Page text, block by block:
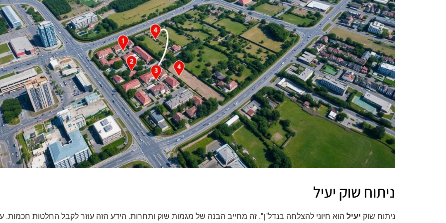
ניתוח שוק יעיל
ניתוח שוק יעיל הוא חיוני להצלחה בנדל"ן". זה מחייב הבנה של מגמות שוק ותחרות. הידע הזה עוזר לקבל החלטות חכמות.